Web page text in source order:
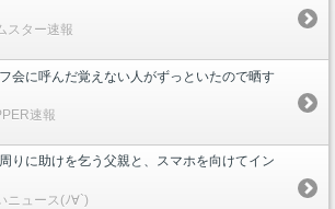
スター速報
会に呼んだ覚えない人がずっといたので晒す
速報
りに助けを乞う父親と、スマホを向けてイン
ニュース(ﾉ∀`)